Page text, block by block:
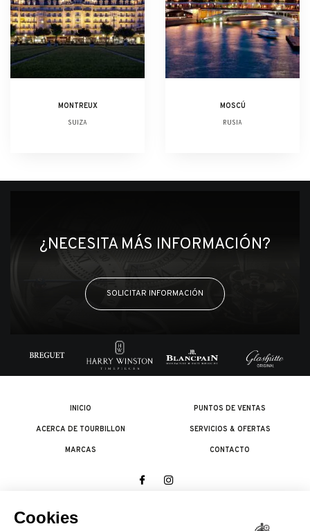
MONTREUX
SUIZA
MOSCÚ
RUSIA
¿NECESITA MÁS INFORMACIÓN?
SOLICITAR INFORMACIÓN
INICIO
ACERCA DE TOURBILLON
MARCAS
PUNTOS DE VENTAS
SERVICIOS & OFERTAS
CONTACTO